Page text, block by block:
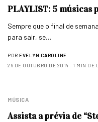
PLAYLIST: 5 músicas
Sempre que o final de
para sair, se…
POR EVELYN CAROLINE
26 DE OUTUBRO DE 2014
1 MIN DE
MÚSICA
Assista a prévia de